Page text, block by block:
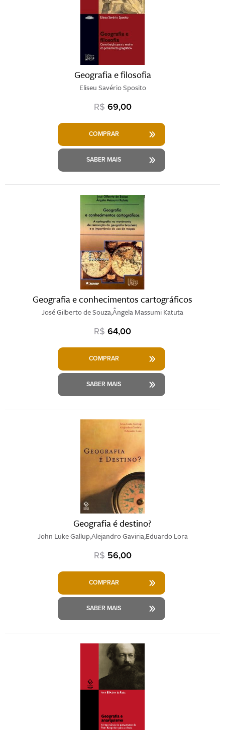
Geografia e filosofia
Eliseu Savério Sposito
R$ 69,00
COMPRAR
SABER MAIS
Geografia e conhecimentos cartográficos
José Gilberto de Souza,Ângela Massumi Katuta
R$ 64,00
COMPRAR
SABER MAIS
Geografia é destino?
John Luke Gallup,Alejandro Gaviria,Eduardo Lora
R$ 56,00
COMPRAR
SABER MAIS